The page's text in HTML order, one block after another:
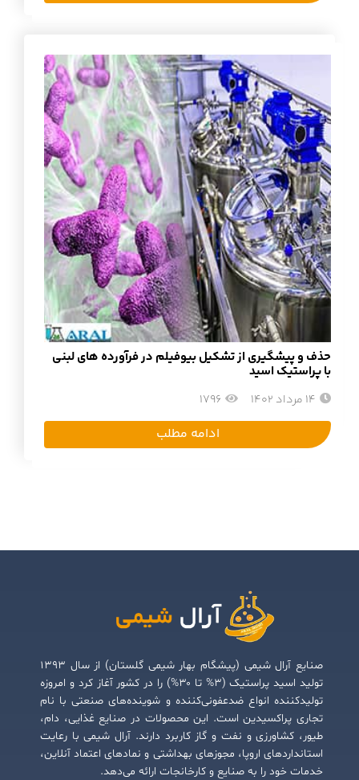
حذف و پیشگیری از تشکیل بیوفیلم در فرآورده های لبنی
با پراستیک اسید
14 مرداد 1402 1796
ادامه مطلب
صنایع آرال شیمی (پیشگام بهار شیمی گلستان) از سال ۱۳۹۳
تولید اسید پراستیک (۳% تا ۳۰%) را در کشور آغاز کرد و امروزه
تولیدکننده انواع ضدعفونی‌کننده و شوینده‌های صنعتی با نام
تجاری پراکسیدین است. این محصولات در صنایع غذایی، دام،
طیور، کشاورزی و نفت و گاز کاربرد دارند. آرال شیمی با رعایت
استانداردهای اروپا، مجوزهای بهداشتی و نمادهای اعتماد آنلاین،
خدمات خود را به صنایع و کارخانجات ارائه می‌دهد.